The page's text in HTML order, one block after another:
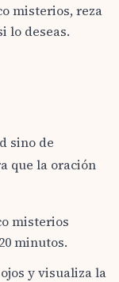
misterios, reza
lo deseas.
sino de
que la oración
misterios
minutos.
y visualiza la